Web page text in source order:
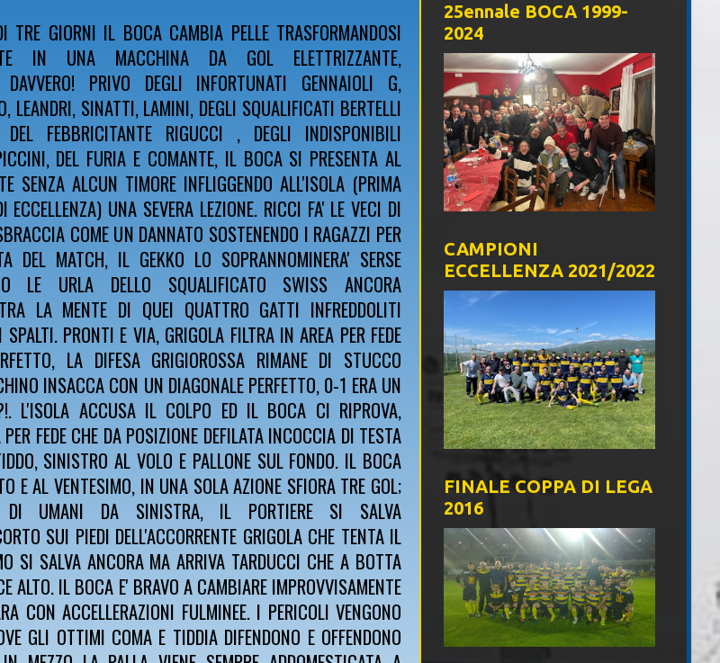
GIORNI IL BOCA CAMBIA PELLE TRASFORMANDOSI
IN UNA MACCHINA DA GOL ELETTRIZZANTE,
DAVVERO! PRIVO DEGLI INFORTUNATI GENNAIOLI G,
LEANDRI, SINATTI, LAMINI, DEGLI SQUALIFICATI BERTELLI
FEBBRICITANTE RIGUCCI , DEGLI INDISPONIBILI
DEL FURIA E COMANTE, IL BOCA SI PRESENTA AL
SENZA ALCUN TIMORE INFLIGGENDO ALL'ISOLA (PRIMA
ECCELLENZA) UNA SEVERA LEZIONE. RICCI FA' LE VECI DI
COME UN DANNATO SOSTENENDO I RAGAZZI PER
DEL MATCH, IL GEKKO LO SOPRANNOMINERA' SERSE
LE URLA DELLO SQUALIFICATO SWISS ANCORA
LA MENTE DI QUEI QUATTRO GATTI INFREDDOLITI
SPALTI. PRONTI E VIA, GRIGOLA FILTRA IN AREA PER FEDE
LA DIFESA GRIGIOROSSA RIMANE DI STUCCO
INSACCA CON UN DIAGONALE PERFETTO, 0-1 ERA UN
L'ISOLA ACCUSA IL COLPO ED IL BOCA CI RIPROVA,
FEDE CHE DA POSIZIONE DEFILATA INCOCCIA DI TESTA
SINISTRO AL VOLO E PALLONE SUL FONDO. IL BOCA
E AL VENTESIMO, IN UNA SOLA AZIONE SFIORA TRE GOL;
DI UMANI DA SINISTRA, IL PORTIERE SI SALVA
SUI PIEDI DELL'ACCORRENTE GRIGOLA CHE TENTA IL
SI SALVA ANCORA MA ARRIVA TARDUCCI CHE A BOTTA
ALTO. IL BOCA E' BRAVO A CAMBIARE IMPROVVISAMENTE
CON ACCELLERAZIONI FULMINEE. I PERICOLI VENGONO
GLI OTTIMI COMA E TIDDIA DIFENDONO E OFFENDONO
25ennale BOCA 1999-
2024
CAMPIONI
ECCELLENZA 2021/2022
FINALE COPPA DI LEGA
2016